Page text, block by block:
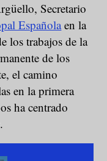
Secretario
Españolaen la
los trabajos de la
de los
el camino
en la primera
ha centrado